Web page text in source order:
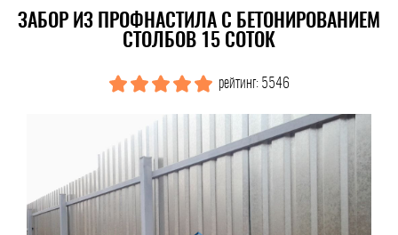
ЗАБОР ИЗ ПРОФНАСТИЛА С БЕТОНИРОВАНИЕМ
СТОЛБОВ 15 СОТОК
рейтинг: 5546